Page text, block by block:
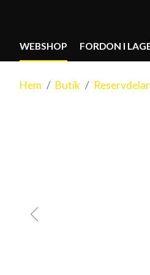
WEBSHOP FORDON I
Hem Butik